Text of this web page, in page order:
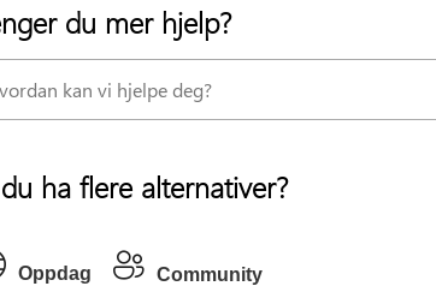
du mer hjelp?
ha flere alternativer?
Oppdag Community